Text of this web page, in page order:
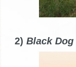
2) Black Dog